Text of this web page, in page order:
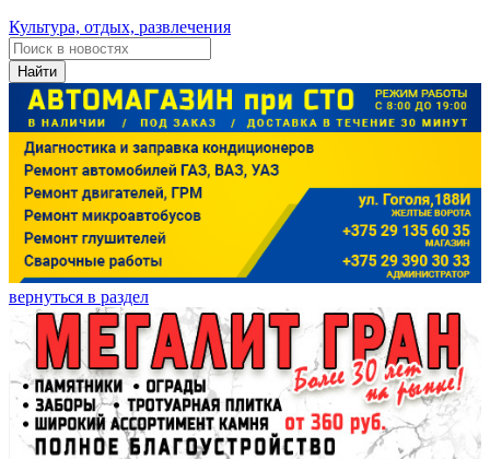
Культура, отдых, развлечения
Найти
вернуться в раздел